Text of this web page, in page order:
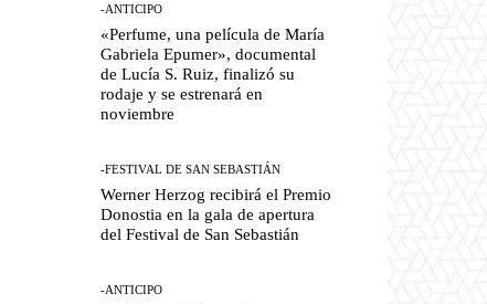
-ANTICIPO
«Perfume, una película de María
Gabriela Epumer», documental
de Lucía S. Ruiz, finalizó su
rodaje y se estrenará en
noviembre
-FESTIVAL DE SAN SEBASTIÁN
Werner Herzog recibirá el Premio
Donostia en la gala de apertura
del Festival de San Sebastián
-ANTICIPO